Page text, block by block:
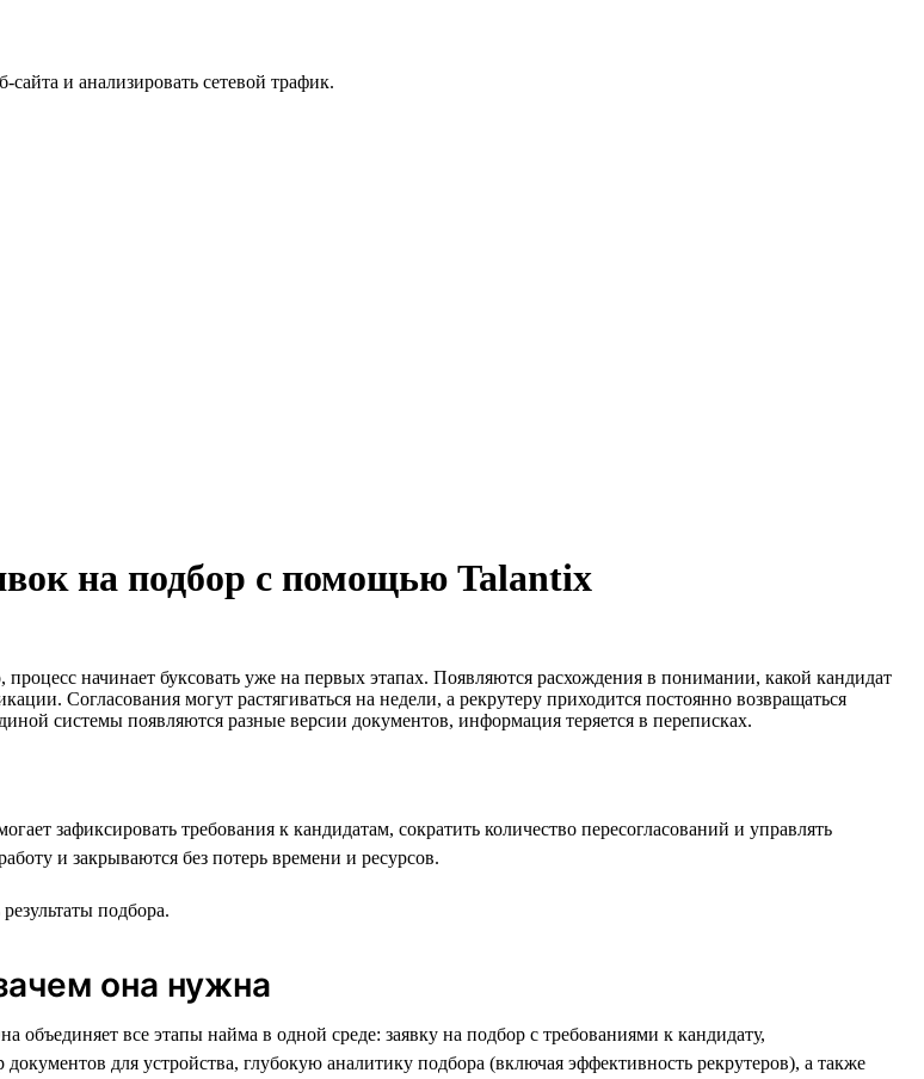
и анализировать сетевой трафик.
на подбор с помощью Talantix
начинает буксовать уже на первых этапах. Появляются расхождения в понимании, какой кандидат
Согласования могут растягиваться на недели, а рекрутеру приходится постоянно возвращаться
системы появляются разные версии документов, информация теряется в переписках.
зафиксировать требования к кандидатам, сократить количество пересогласований и управлять
и закрываются без потерь времени и ресурсов.
подбора.
она нужна
все этапы найма в одной среде: заявку на подбор с требованиями к кандидату,
для устройства, глубокую аналитику подбора (включая эффективность рекрутеров), а также